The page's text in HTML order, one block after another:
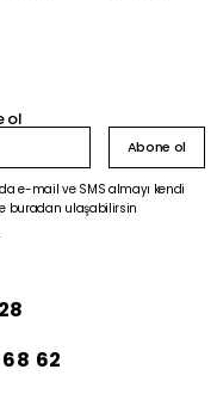
ol
Abone ol
e-mail ve SMS almayı kendi
buradan ulaşabilirsin
62